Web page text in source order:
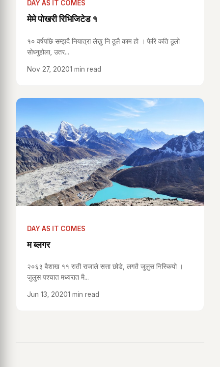
DAY AS IT COMES
मेमे पोखरी रिभिजिटेड १
१० वर्षपछि सम्झदै नियात्रा लेख्नु नि ठूलै काम हो । फेरि कति ठूलो
सोध्नुहोला, उतर...
Nov 27, 20201 min read
DAY AS IT COMES
म ब्लगर
२०६३ वैशाख ११ राती राजाले सत्ता छोडे, लगतै जुलुस निस्कियो ।
जुलुस पश्चात मध्यरात मै...
Jun 13, 20201 min read